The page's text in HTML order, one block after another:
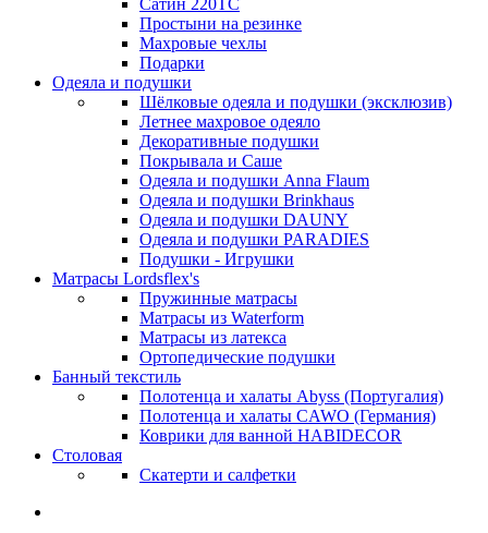
Сатин 220ТС
Простыни на резинке
Махровые чехлы
Подарки
Одеяла и подушки
Шёлковые одеяла и подушки (эксклюзив)
Летнее махровое одеяло
Декоративные подушки
Покрывала и Саше
Одеяла и подушки Anna Flaum
Одеяла и подушки Brinkhaus
Одеяла и подушки DAUNY
Одеяла и подушки PARADIES
Подушки - Игрушки
Матрасы Lordsflex's
Пружинные матрасы
Матрасы из Waterform
Матрасы из латекса
Ортопедические подушки
Банный текстиль
Полотенца и халаты Abyss (Португалия)
Полотенца и халаты CAWO (Германия)
Коврики для ванной HABIDECOR
Столовая
Скатерти и салфетки